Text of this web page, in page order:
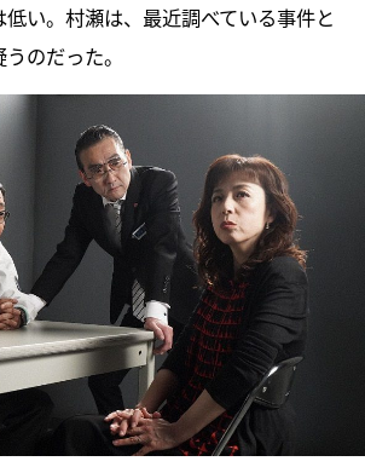
い。村瀬は、最近調べている事件と
のだった。